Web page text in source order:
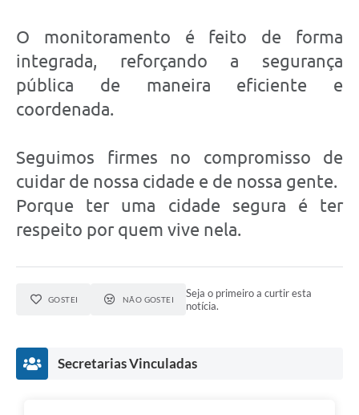
O monitoramento é feito de forma
integrada, reforçando a segurança
pública de maneira eficiente e
coordenada.
Seguimos firmes no compromisso de
cuidar de nossa cidade e de nossa gente.
Porque ter uma cidade segura é ter
respeito por quem vive nela.
GOSTEI NÃO GOSTEI
Seja o primeiro a curtir esta
notícia.
Secretarias Vinculadas